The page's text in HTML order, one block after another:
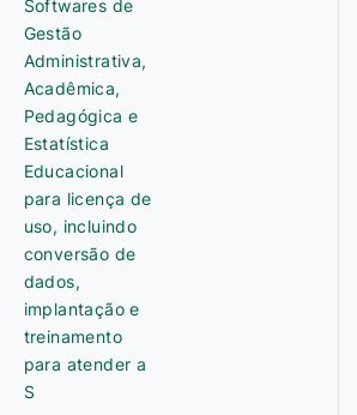
Softwares de
Gestão
Administrativa,
Acadêmica,
Pedagógica e
Estatística
Educacional
para licença de
uso, incluindo
conversão de
dados,
implantação e
treinamento
para atender a
S